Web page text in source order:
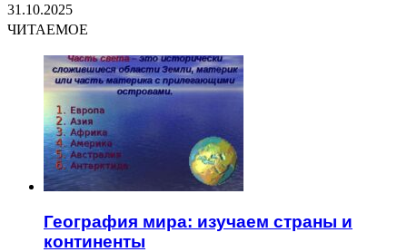
31.10.2025
ЧИТАЕМОЕ
География мира: изучаем страны и
континенты